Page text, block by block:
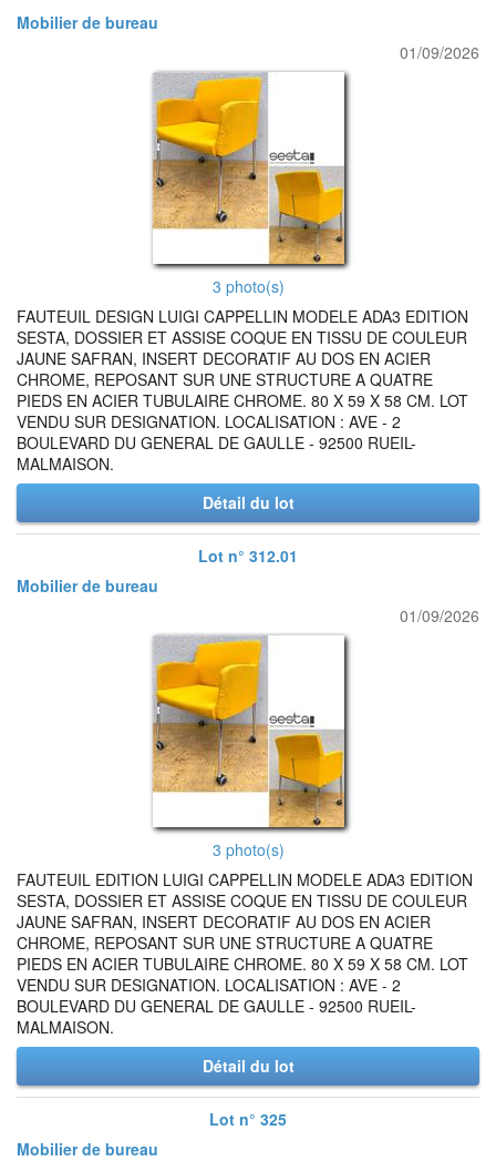
Mobilier de bureau
01/09/2026
3 photo(s)
FAUTEUIL DESIGN LUIGI CAPPELLIN MODELE ADA3 EDITION
SESTA, DOSSIER ET ASSISE COQUE EN TISSU DE COULEUR
JAUNE SAFRAN, INSERT DECORATIF AU DOS EN ACIER
CHROME, REPOSANT SUR UNE STRUCTURE A QUATRE
PIEDS EN ACIER TUBULAIRE CHROME. 80 X 59 X 58 CM. LOT
VENDU SUR DESIGNATION. LOCALISATION : AVE - 2
BOULEVARD DU GENERAL DE GAULLE - 92500 RUEIL-
MALMAISON.
Détail du lot
Lot n° 312.01
Mobilier de bureau
01/09/2026
3 photo(s)
FAUTEUIL EDITION LUIGI CAPPELLIN MODELE ADA3 EDITION
SESTA, DOSSIER ET ASSISE COQUE EN TISSU DE COULEUR
JAUNE SAFRAN, INSERT DECORATIF AU DOS EN ACIER
CHROME, REPOSANT SUR UNE STRUCTURE A QUATRE
PIEDS EN ACIER TUBULAIRE CHROME. 80 X 59 X 58 CM. LOT
VENDU SUR DESIGNATION. LOCALISATION : AVE - 2
BOULEVARD DU GENERAL DE GAULLE - 92500 RUEIL-
MALMAISON.
Détail du lot
Lot n° 325
Mobilier de bureau